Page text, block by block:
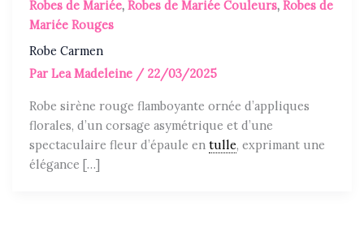
Robes de Mariée,Robes de Mariée Couleurs,Robes de
Mariée Rouges
Robe Carmen
ParLea Madeleine / 22/03/2025
Robe sirène rouge flamboyante ornée d’appliques
florales, d’un corsage asymétrique et d’une
spectaculaire fleur d’épaule entulle, exprimant une
élégance […]